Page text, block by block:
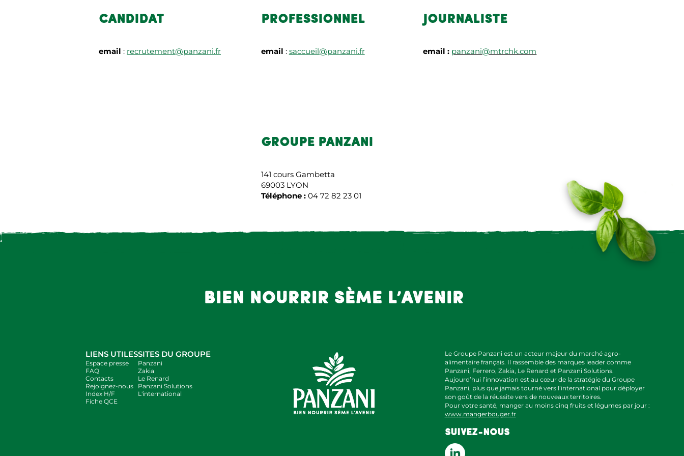
CANDIDAT
email : recrutement@panzani.fr
PROFESSIONNEL
email : saccueil@panzani.fr
JOURNALISTE
email : panzani@mtrchk.com
GROUPE PANZANI
141 cours Gambetta
69003 LYON
Téléphone :04 72 82 23 01
bien nourrir sème l’avenir
LIENS UTILES
Espace presse
FAQ
Contacts
Rejoignez-nous
Index H/F
Fiche QCE
SITES DU GROUPE
Panzani
Zakia
Le Renard
Panzani Solutions
L'international
Le Groupe Panzani est un acteur majeur du marché agro-
alimentaire français. Il rassemble des marques leader comme
Panzani, Ferrero, Zakia, Le Renard et Panzani Solutions.
Aujourd’hui l’innovation est au cœur de la stratégie du Groupe
Panzani, plus que jamais tourné vers l’international pour déployer
son goût de la réussite vers de nouveaux territoires.
Pour votre santé, manger au moins cinq fruits et légumes par jour :
www.mangerbouger.fr
SUIVEZ-NOUS